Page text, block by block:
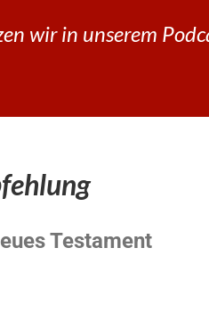
wir in unserem
Testament